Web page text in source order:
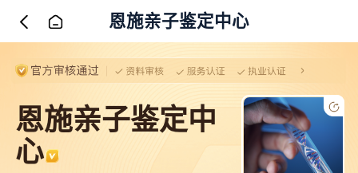
恩施亲子鉴定中心
恩施亲子鉴定中
心